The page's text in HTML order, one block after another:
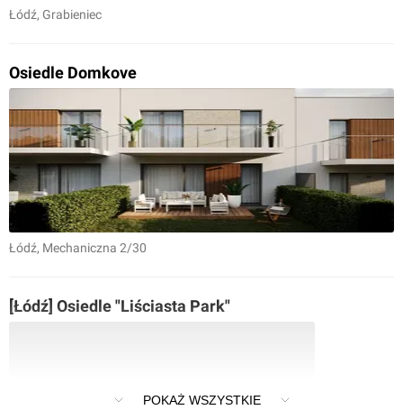
Łódź, Grabieniec
Osiedle Domkove
Łódź, Mechaniczna 2/30
[Łódź] Osiedle "Liściasta Park"
POKAŻ WSZYSTKIE